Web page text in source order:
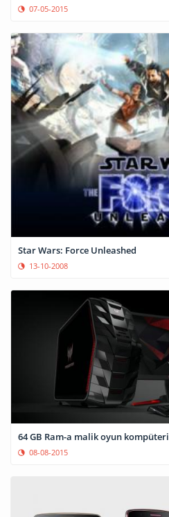
07-05-2015
Star Wars: Force Unleashed
13-10-2008
64 GB Ram-a malik oyun kompüteri
08-08-2015